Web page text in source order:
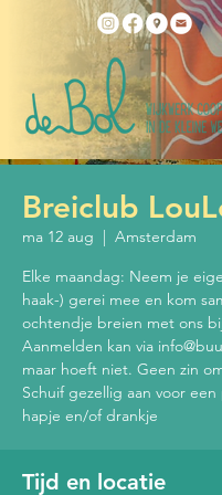
Breiclub
ma 12 aug
  |
Amsterdam
Elke maandag: Neem je
haak-) gerei mee en kom
ochtendje breien met ons
Aanmelden kan via
maar hoeft niet. Geen zin
Schuif gezellig aan voor
hapje en/of drankje
Tijd en locatie